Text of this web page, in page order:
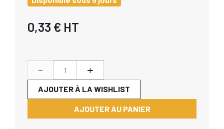
0,33 € HT
- +
AJOUTER AU PANIER
AJOUTER À LA WISHLIST